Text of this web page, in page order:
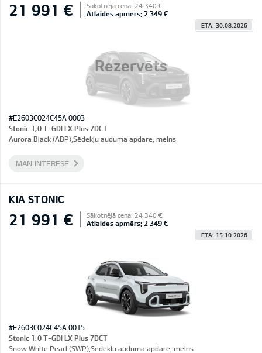
Rezervēts
21 991 € Sākotnējā cena: 24 340 €
Atlaides apmērs: 2 349 €
ETA: 30.08.2026
#E2603C024C45A 0003
Stonic 1,0 T-GDI LX Plus 7DCT
Aurora Black (ABP),Sēdekļu auduma apdare, melns
MAN INTERESĒ
KIA STONIC
21 991 € Sākotnējā cena: 24 340 €
Atlaides apmērs: 2 349 €
ETA: 15.10.2026
#E2603C024C45A 0015
Stonic 1,0 T-GDI LX Plus 7DCT
Snow White Pearl (SWP),Sēdekļu auduma apdare, melns